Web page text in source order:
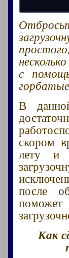
с
В
скором
лету и
после
поможет
Как